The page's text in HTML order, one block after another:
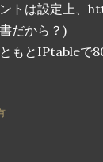
トは設定上、
だから？)
もとIPtableで